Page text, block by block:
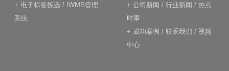
+ 电子标签拣选 / IWMS管理
系统
+ 公司新闻 / 行业新闻 / 热点
时事
+ 成功案例 / 联系我们 / 视频
中心